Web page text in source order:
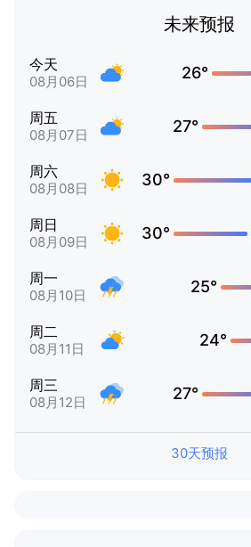
未来预报
今天
08月06日 26°
周五
08月07日 27°
周六
08月08日 30°
周日
08月09日 30°
周一
08月10日 25°
周二
08月11日 24°
周三
08月12日 27°
30天预报